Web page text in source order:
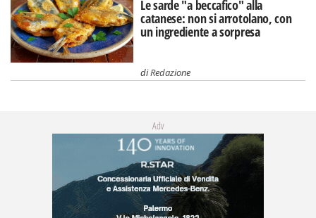
Le sarde "a beccafico" alla
catanese: non si arrotolano, con
un ingrediente a sorpresa
diRedazione
Adv